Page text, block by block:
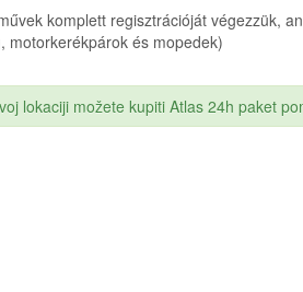
komplett regisztrációját végezzük,
motorkerékpárok és mopedek)
lokaciji možete kupiti Atlas 24h paket